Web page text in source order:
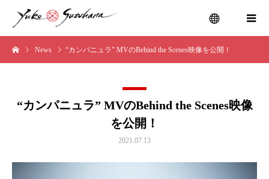
News “カンパニュラ” MVのBehind the Scenes映像を公開！
“カンパニュラ” MVのBehind the Scenes映像
を公開！
2021.07.13